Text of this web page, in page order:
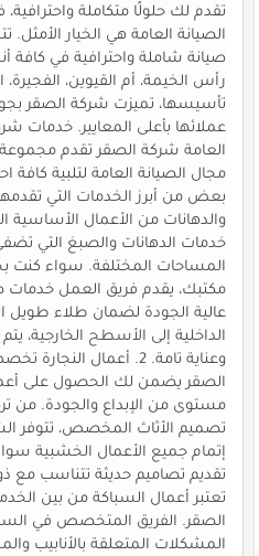
تقدم لك حلولًا متكاملة
الصيانة العامة هي الخيار الأمثل.
صيانة شاملة واحترافية في كافة
رأس الخيمة، أم القيوين،
تأسيسها، تميزت شركة الصقر
عملائها بأعلى المعايير. خدمات
العامة شركة الصقر تقدم
مجال الصيانة العامة لتلبية كافة
والدهانات من الأعمال الأساسية
خدمات الدهانات والصبغ التي
المساحات المختلفة. سواء كنت
مكتبك، يقدم فريق العمل خدمات
عالية الجودة لضمان طلاء طويل
الداخلية إلى الأسطح الخارجية،
وعناية تامة. 2. أعمال
الصقر يضمن لك الحصول على
مستوى من الإبداع والجودة. من
تصميم الأثاث المخصص، تتوفر
إتمام جميع الأعمال الخشبية
تعتبر أعمال السباكة من بين
الصقر. الفريق المتخصص في
المشكلات المتعلقة بالأنابيب